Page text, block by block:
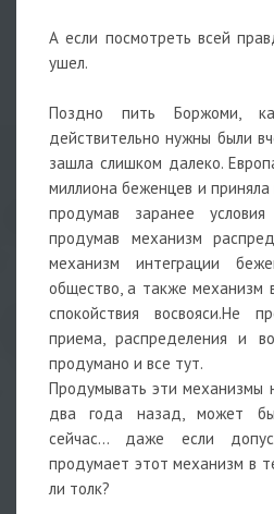
А если посмотреть всей
ушел.
Поздно пить Боржоми,
действительно нужны были
зашла слишком далеко.
миллиона беженцев и
продумав заранее
продумав механизм
механизм интеграции
общество, а также механизм
спокойствия восвояси.Не
приема, распределения и
продумано и все тут.
Продумывать эти механизмы
два года назад, может
сейчас... даже если
продумает этот механизм в
ли толк?